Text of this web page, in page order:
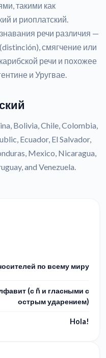
такими как
и риоплатский.
речи различия —
смягчение или
речи и похожее
и Уругвае.
Bolivia, Chile, Colombia,
Ecuador, El Salvador,
Mexico, Nicaragua,
and Venezuela.
по всему миру
(с ñ и гласными с
острым ударением)
Hola!